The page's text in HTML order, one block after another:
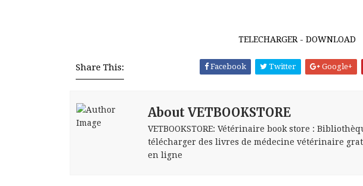
TELECHARGER - DOWNLOAD
Share This: Facebook Twitter Google+
About VETBOOKSTORE
VETBOOKSTORE: Vétérinaire book store :
télécharger des livres de médecine vétérinaire
en ligne